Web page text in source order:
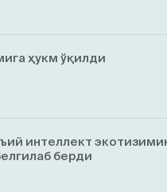
ҳукм ўқилди
интеллект
берди